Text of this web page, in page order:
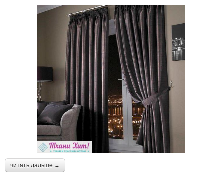
читать дальше →